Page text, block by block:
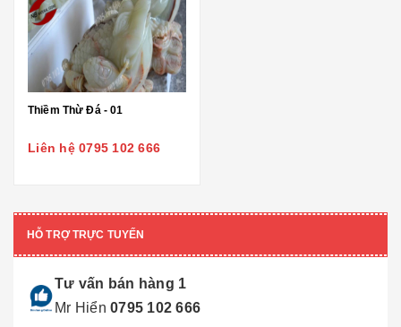
Thiềm Thừ Đá - 01
Liên hệ 0795 102 666
HỖ TRỢ TRỰC TUYẾN
Tư vấn bán hàng 1
Mr Hiển 0795 102 666